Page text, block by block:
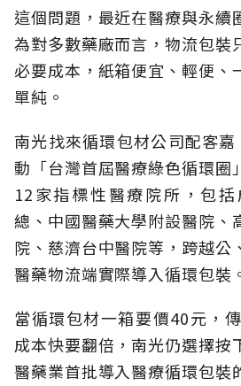
這個問題，最近在醫療與永續
為對多數藥廠而言，物流包裝
必要成本，紙箱便宜、輕便、
單純。
南光找來循環包材公司配客
動「台灣首屆醫療綠色循環圈
12家指標性醫療院所，包
總、中國醫藥大學附設醫院、
院、慈濟台中醫院等，跨越公
醫藥物流端實際導入循環包裝
當循環包材一箱要價40元，
成本快要翻倍，南光仍選擇按
醫藥業首批導入醫療循環包裝